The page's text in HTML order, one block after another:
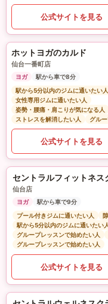
公式サイトを見る
ホットヨガのカルド
仙台一番町店
ヨガ
駅から車で8分
駅から5分以内のジムに通いたい人
女性専用ジムに通いたい人
姿勢・腰痛・肩こりが気になる人
ストレスを解消したい人
グル
公式サイトを見る
セントラルフィットネス
仙台店
ヨガ
駅から車で9分
プール付きジムに通いたい人
駅から5分以内のジムに通いたい
グループレッスンで始めたい人
グループレッスンで始めたい人
公式サイトを見る